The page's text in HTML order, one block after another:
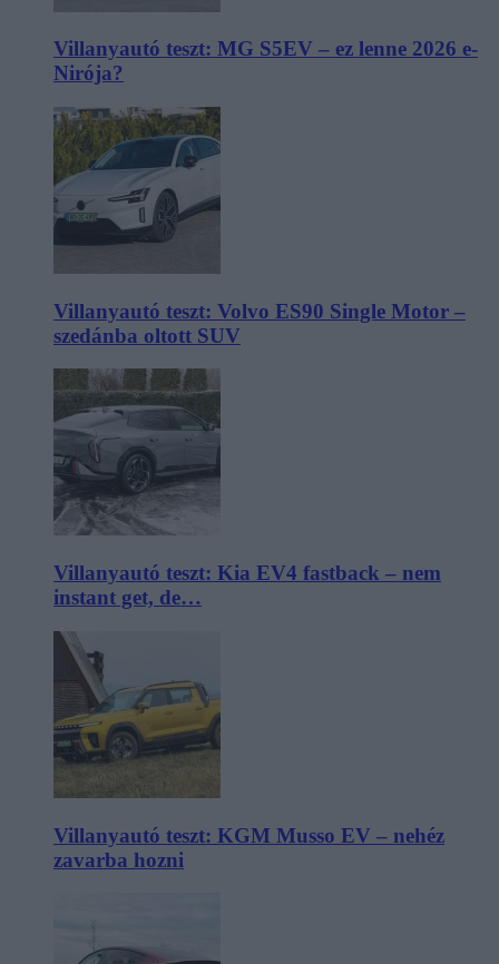
Villanyautó teszt: MG S5EV – ez lenne 2026 e-
Nirója?
Villanyautó teszt: Volvo ES90 Single Motor –
szedánba oltott SUV
Villanyautó teszt: Kia EV4 fastback – nem
instant get, de…
Villanyautó teszt: KGM Musso EV – nehéz
zavarba hozni